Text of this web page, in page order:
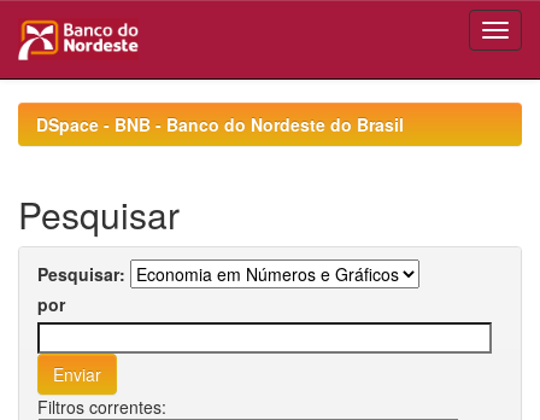
navigationDSpace - BNB - Banco do Nordeste do Brasil
Pesquisar
Pesquisar:
por
Filtros correntes: